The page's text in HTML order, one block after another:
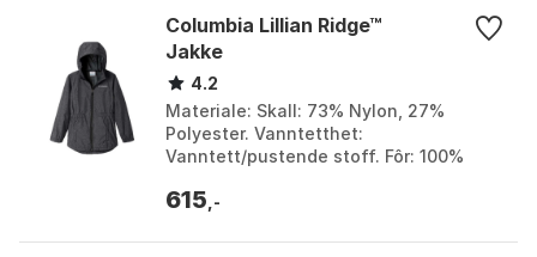
Columbia Lillian Ridge™
Jakke
4.2
Materiale: Skall: 73% Nylon, 27%
Polyester. Vanntetthet:
Vanntett/pustende stoff. Fôr: 100%
Trykknapplukking. Farge: Black.
615 ,-